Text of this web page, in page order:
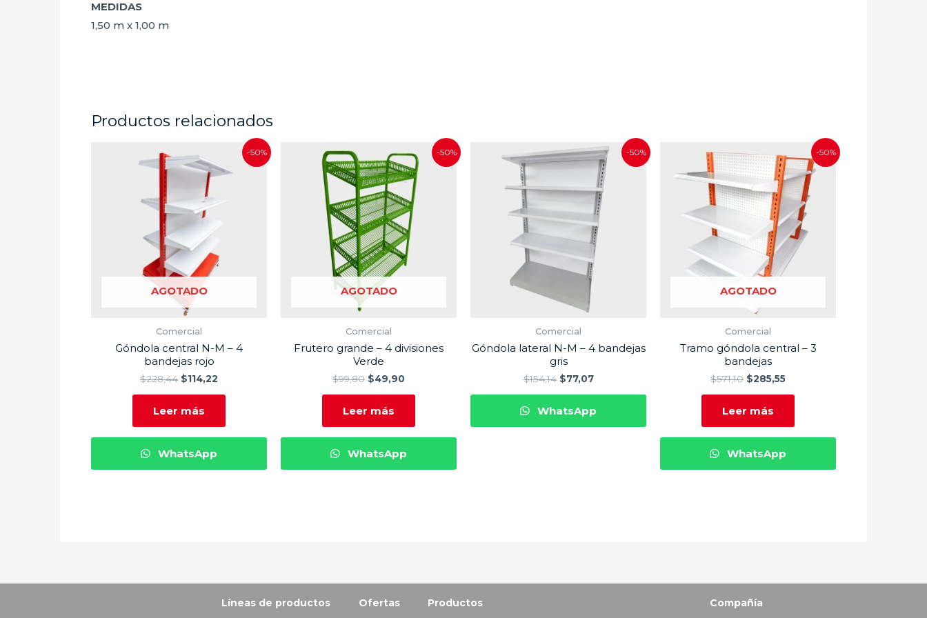
MEDIDAS
1,50 m x 1,00 m
Productos relacionados
-50%
AGOTADO
Comercial
Góndola central N-M – 4
bandejas rojo
$228,44 $114,22
Leer más
WhatsApp
-50%
AGOTADO
Comercial
Frutero grande – 4 divisiones
Verde
$99,80 $49,90
Leer más
WhatsApp
-50%
Comercial
Góndola lateral N-M – 4 bandejas
gris
$154,14 $77,07
WhatsApp
-50%
AGOTADO
Comercial
Tramo góndola central – 3
bandejas
$571,10 $285,55
Leer más
WhatsApp
Líneas de productos Ofertas Productos Compañía